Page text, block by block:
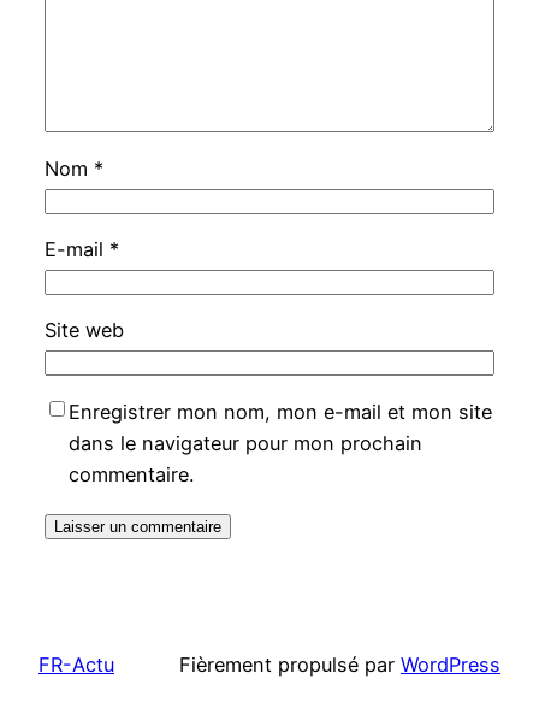
Nom *
E-mail *
Site web
Enregistrer mon nom, mon e-mail et mon site
dans le navigateur pour mon prochain
commentaire.
FR-Actu Fièrement propulsé par WordPress